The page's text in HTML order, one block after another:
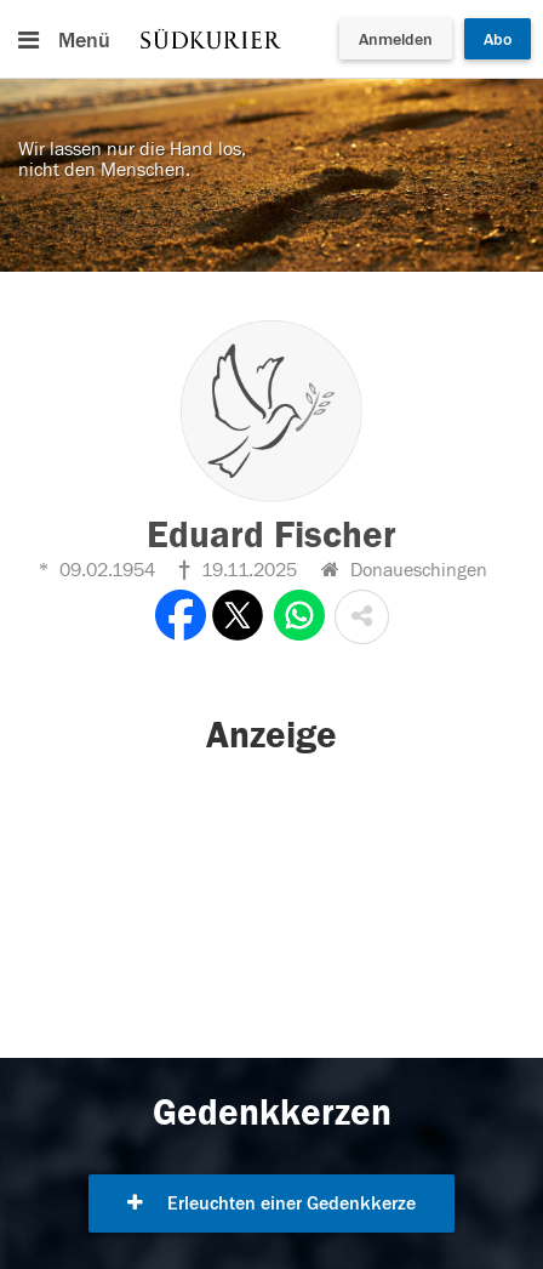
Menü Anmelden Abo
Wir lassen nur die Hand los,
nicht den Menschen.
Eduard Fischer
09.02.1954 19.11.2025 Donaueschingen
Anzeige
Gedenkkerzen
Erleuchten einer Gedenkkerze